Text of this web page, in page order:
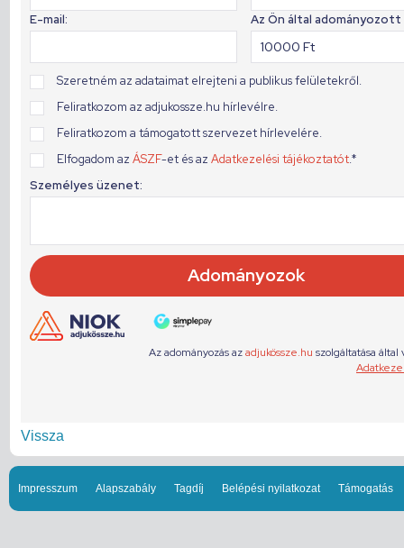
Vissza
Impresszum Alapszabály Tagdíj Belépési nyilatkozat Támogatás